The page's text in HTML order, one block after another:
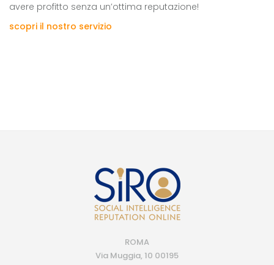
avere profitto senza un’ottima reputazione!
scopri il nostro servizio
ROMA
Via Muggia, 10 00195